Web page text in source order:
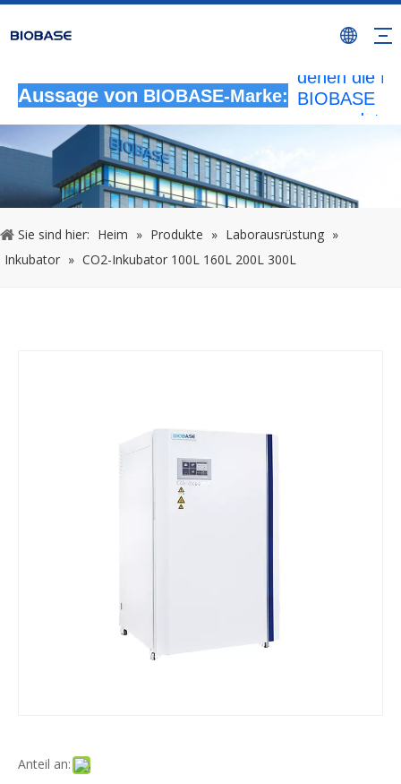
Aussage von BIOBASE-Marke:
Alle nicht
autorisierten
Aktivitäten,
denen die
BIOBASE
verwendet
Verletzung
Haftung
Sie sind hier: Heim » Produkte » Laborausrüstung »
Inkubator » CO2-Inkubator 100L 160L 200L 300L
Anteil an: